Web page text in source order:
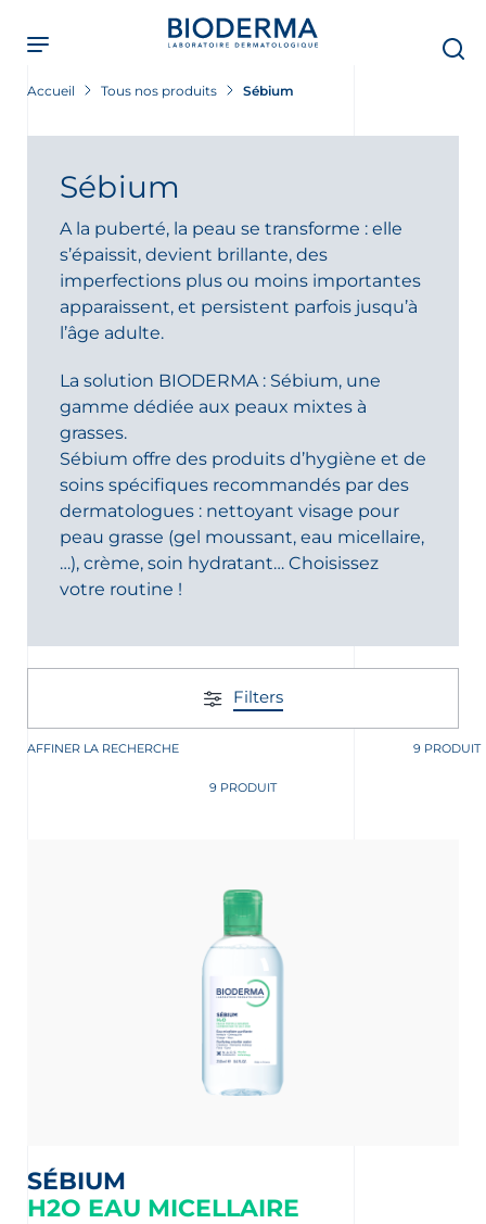
main
content
Accueil Tous nos produits Sébium
Sébium
A la puberté, la peau se transforme : elle
s’épaissit, devient brillante, des
imperfections plus ou moins importantes
apparaissent, et persistent parfois jusqu’à
l’âge adulte.
La solution BIODERMA : Sébium, une
gamme dédiée aux peaux mixtes à
grasses.
Sébium offre des produits d’hygiène et de
soins spécifiques recommandés par des
dermatologues : nettoyant visage pour
peau grasse (gel moussant, eau micellaire,
…), crème, soin hydratant… Choisissez
votre routine !
Filters
AFFINER LA RECHERCHE 9 PRODUIT
9 PRODUIT
SÉBIUM
H2O EAU MICELLAIRE